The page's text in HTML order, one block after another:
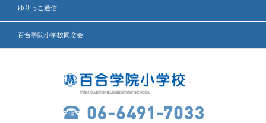
ゆりっこ通信
百合学院小学校同窓会
許可証